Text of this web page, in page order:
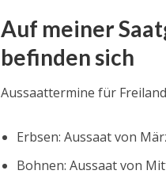
Auf meiner
befinden sich
Aussaattermine für Freiland
Erbsen: Aussaat von
Bohnen: Aussaat von